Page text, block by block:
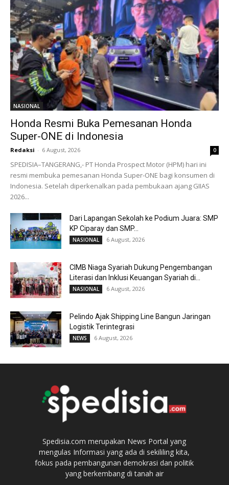
NASIONAL
Honda Resmi Buka Pemesanan Honda
Super-ONE di Indonesia
Redaksi - 6 August, 2026 0
SPEDISIA–TANGERANG,- PT Honda Prospect Motor (HPM) hari ini
resmi membuka pemesanan Honda Super-ONE bagi konsumen di
Indonesia. Setelah diperkenalkan pada pembukaan ajang GIIAS
2026...
Dari Lapangan Sekolah ke Podium Juara: SMP
KP Ciparay dan SMP...
NASIONAL 6 August, 2026
CIMB Niaga Syariah Dukung Pengembangan
Literasi dan Inklusi Keuangan Syariah di...
NASIONAL 6 August, 2026
Pelindo Ajak Shipping Line Bangun Jaringan
Logistik Terintegrasi
NEWS 6 August, 2026
Spedisia.com merupakan News Portal yang
mengulas Informasi yang ada di sekililing kita,
fokus pada pembangunan demokrasi dan politik
yang berkembang di tanah air